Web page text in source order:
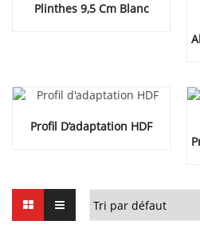
Plinthes 9,5 Cm Blanc
Profil D’adaptation HDF